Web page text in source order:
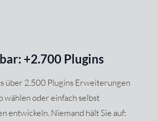
+2.700 Plugins
über 2.500 Plugins Erweiterungen
wählen oder einfach selbst
entwickeln. Niemand hält Sie auf: